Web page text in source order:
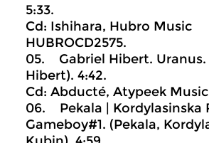
5:33.
Cd: Ishihara, Hubro Music
HUBROCD2575.
05. Gabriel Hibert. Uranus.
Hibert). 4:42.
Cd: Abducté, Atypeek
06. Pekala | Kordylasinska
Gameboy#1. (Pekala,